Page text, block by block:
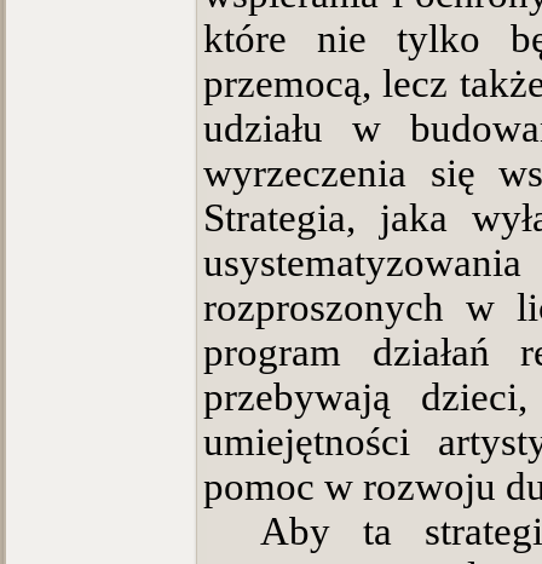
które nie tylko
przemocą, lecz
udziału w
wyrzeczenia się
Strategia, jaka
rozproszonych w
program działań
przebywają
umiejętności
pomoc w rozwoju
Aby ta